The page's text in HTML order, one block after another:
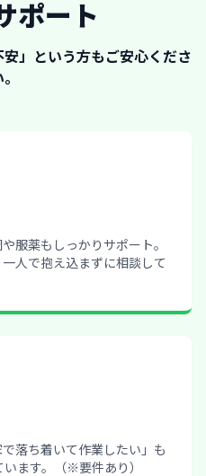
ポート
安」という方もご安心くださ
服薬もしっかりサポート。
人で抱え込まずに相談して
落ち着いて作業したい」も
ます。（※要件あり）